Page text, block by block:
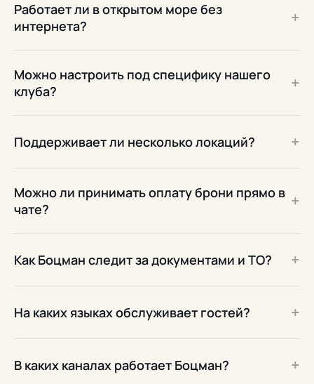
Работает ли в открытом море без
интернета?
+
Можно настроить под специфику нашего
клуба?
+
Поддерживает ли несколько локаций? +
Можно ли принимать оплату брони прямо в
чате?
+
Как Боцман следит за документами и ТО? +
На каких языках обслуживает гостей? +
В каких каналах работает Боцман? +